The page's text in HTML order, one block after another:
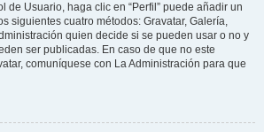
de Usuario, haga clic en “Perfil” puede añadir un
siguientes cuatro métodos: Gravatar, Galería,
quien decide si se pueden usar o no y
ser publicadas. En caso de que no este
comuníquese con La Administración para que